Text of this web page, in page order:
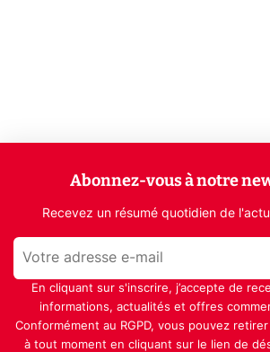
Abonnez-vous à notre
Recevez un résumé quotidien de
En cliquant sur s'inscrire, j’accepte de
informations, actualités et offres
Conformément au RGPD, vous pouvez
à tout moment en cliquant sur le lien de